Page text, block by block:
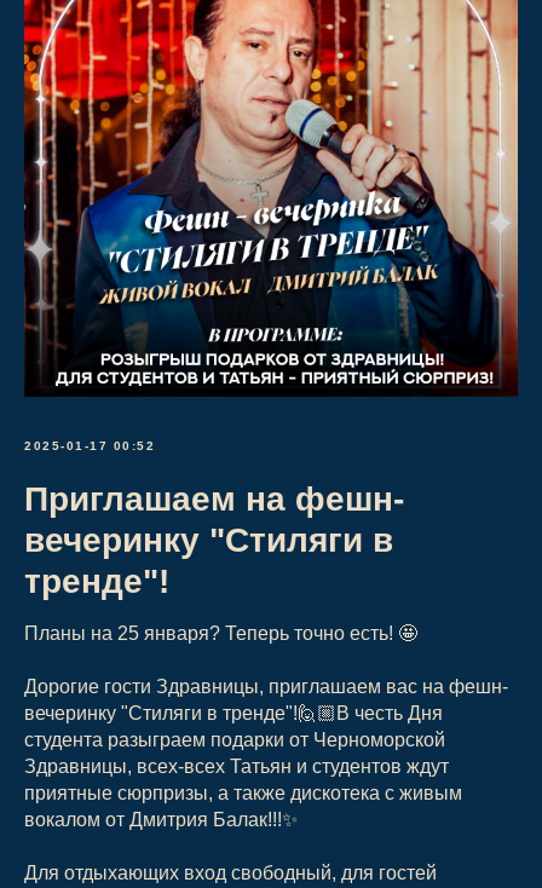
2025-01-17 00:52
Приглашаем на фешн-
вечеринку "Стиляги в
тренде"!
Планы на 25 января? Теперь точно есть! 🤩
Дорогие гости Здравницы, приглашаем вас на фешн-
вечеринку "Стиляги в тренде"!🙋🏼В честь Дня
студента разыграем подарки от Черноморской
Здравницы, всех-всех Татьян и студентов ждут
приятные сюрпризы, а также дискотека с живым
вокалом от Дмитрия Балак!!!✨
Для отдыхающих вход свободный, для гостей